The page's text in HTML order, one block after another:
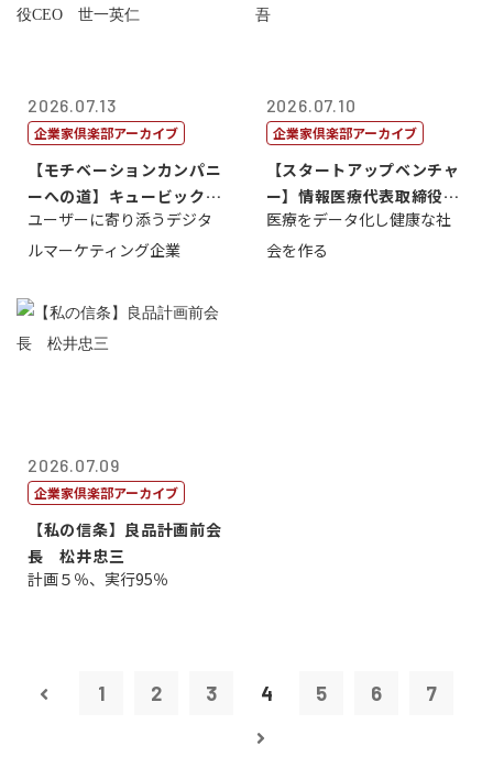
2026.07.13
企業家倶楽部アーカイブ
【モチベーションカンパニ
ーへの道】キュービック代
表取締役CE...
ユーザーに寄り添うデジタ
ルマーケティング企業
2026.07.10
企業家倶楽部アーカイブ
【スタートアップベンチャ
ー】情報医療代表取締役
原 聖吾
医療をデータ化し健康な社
会を作る
2026.07.09
企業家倶楽部アーカイブ
【私の信条】良品計画前会
長 松井忠三
計画５％、実行95％
1 2 3 4 5 6 7